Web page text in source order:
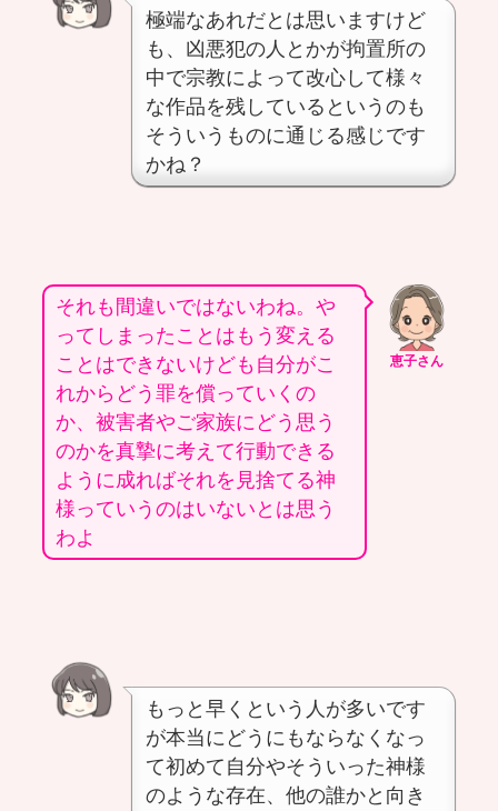
極端なあれだとは思いますけど
も、凶悪犯の人とかが拘置所の
中で宗教によって改心して様々
な作品を残しているというのも
そういうものに通じる感じです
かね？
恵子さん
それも間違いではないわね。や
ってしまったことはもう変える
ことはできないけども自分がこ
れからどう罪を償っていくの
か、被害者やご家族にどう思う
のかを真摯に考えて行動できる
ように成ればそれを見捨てる神
様っていうのはいないとは思う
わよ
もっと早くという人が多いです
が本当にどうにもならなくなっ
て初めて自分やそういった神様
のような存在、他の誰かと向き